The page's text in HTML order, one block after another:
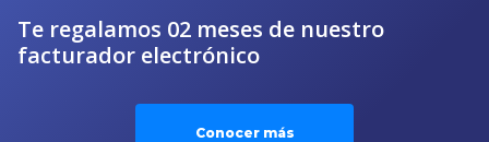
Te regalamos 02 meses de nuestro
facturador electrónico
Conocer más